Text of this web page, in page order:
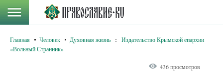
Главная Человек Духовная жизнь :
Издательство Крымской епархии
«Вольный Странник»
436 просмотров